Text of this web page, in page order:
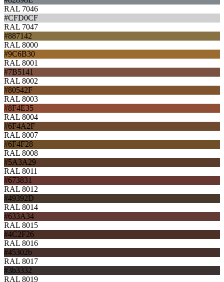
RAL 7046
#CFD0CF
RAL 7047
#887142
RAL 8000
#9C6B30
RAL 8001
#7B5141
RAL 8002
#80542F
RAL 8003
#8F4E35
RAL 8004
#6F4A2F
RAL 8007
#6F4F28
RAL 8008
#5A3A29
RAL 8011
#673831
RAL 8012
#49392D
RAL 8014
#633A34
RAL 8015
#4C2F26
RAL 8016
#45302b
RAL 8017
#3b3332
RAL 8019